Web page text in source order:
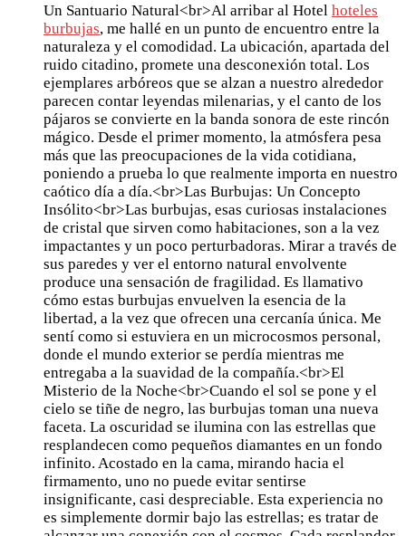
Un Santuario Natural<br>Al arribar al Hotel hoteles
burbujas, me hallé en un punto de encuentro entre la
naturaleza y el comodidad. La ubicación, apartada del
ruido citadino, promete una desconexión total. Los
ejemplares arbóreos que se alzan a nuestro alrededor
parecen contar leyendas milenarias, y el canto de los
pájaros se convierte en la banda sonora de este rincón
mágico. Desde el primer momento, la atmósfera pesa
más que las preocupaciones de la vida cotidiana,
poniendo a prueba lo que realmente importa en nuestro
caótico día a día.<br>Las Burbujas: Un Concepto
Insólito<br>Las burbujas, esas curiosas instalaciones
de cristal que sirven como habitaciones, son a la vez
impactantes y un poco perturbadoras. Mirar a través de
sus paredes y ver el entorno natural envolvente
produce una sensación de fragilidad. Es llamativo
cómo estas burbujas envuelven la esencia de la
libertad, a la vez que ofrecen una cercanía única. Me
sentí como si estuviera en un microcosmos personal,
donde el mundo exterior se perdía mientras me
entregaba a la suavidad de la compañía.<br>El
Misterio de la Noche<br>Cuando el sol se pone y el
cielo se tiñe de negro, las burbujas toman una nueva
faceta. La oscuridad se ilumina con las estrellas que
resplandecen como pequeños diamantes en un fondo
infinito. Acostado en la cama, mirando hacia el
firmamento, uno no puede evitar sentirse
insignificante, casi despreciable. Esta experiencia no
es simplemente dormir bajo las estrellas; es tratar de